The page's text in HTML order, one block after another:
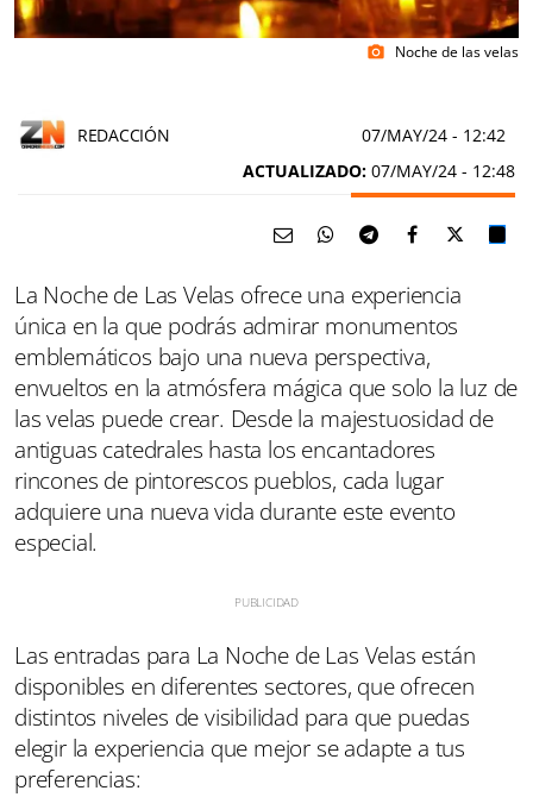
photo_camera Noche de las velas
REDACCIÓN 07/MAY/24 - 12:42
ACTUALIZADO: 07/MAY/24 - 12:48
La Noche de Las Velas ofrece una experiencia
única en la que podrás admirar monumentos
emblemáticos bajo una nueva perspectiva,
envueltos en la atmósfera mágica que solo la luz de
las velas puede crear. Desde la majestuosidad de
antiguas catedrales hasta los encantadores
rincones de pintorescos pueblos, cada lugar
adquiere una nueva vida durante este evento
especial.
Las entradas para La Noche de Las Velas están
disponibles en diferentes sectores, que ofrecen
distintos niveles de visibilidad para que puedas
elegir la experiencia que mejor se adapte a tus
preferencias: